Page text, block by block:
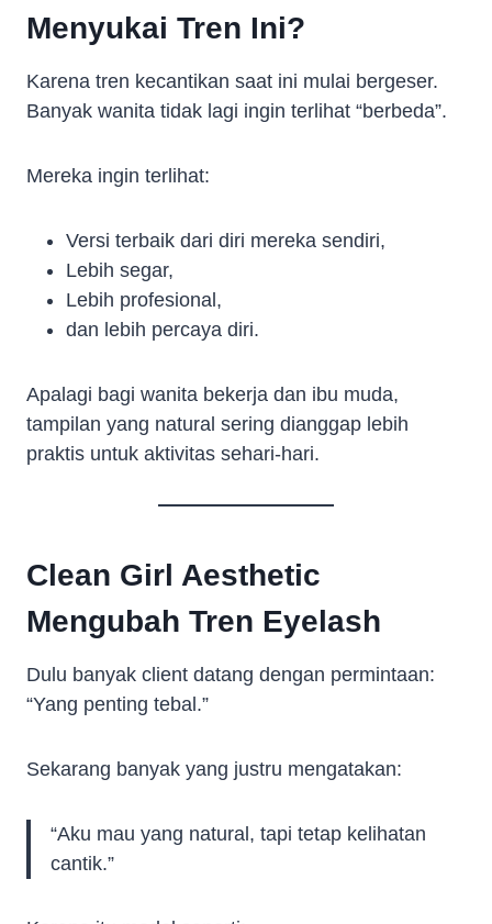
Menyukai Tren Ini?
Karena tren kecantikan saat ini mulai bergeser.
Banyak wanita tidak lagi ingin terlihat “berbeda”.
Mereka ingin terlihat:
Versi terbaik dari diri mereka sendiri,
Lebih segar,
Lebih profesional,
dan lebih percaya diri.
Apalagi bagi wanita bekerja dan ibu muda,
tampilan yang natural sering dianggap lebih
praktis untuk aktivitas sehari-hari.
Clean Girl Aesthetic
Mengubah Tren Eyelash
Dulu banyak client datang dengan permintaan:
“Yang penting tebal.”
Sekarang banyak yang justru mengatakan:
“Aku mau yang natural, tapi tetap kelihatan
cantik.”